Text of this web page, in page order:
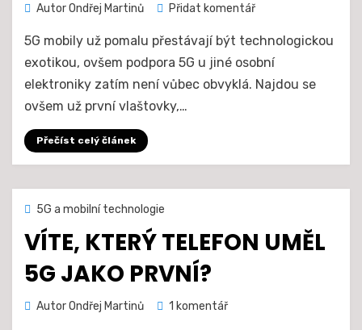
AutorOndřej Martinů Přidat komentářna
má
první
5G
5G mobily už pomalu přestávají být technologickou
exotikou, ovšem podpora 5G u jiné osobní
elektroniky zatím není vůbec obvyklá. Najdou se
ovšem už první vlaštovky,…
Přečíst celý článek
Zveřejněno
dne
12. 10. 2020
5G a mobilní technologie
VÍTE, KTERÝ TELEFON UMĚL
5G JAKO PRVNÍ?
AutorOndřej Martinů 1 komentářu